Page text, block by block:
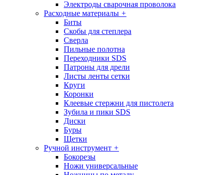
Электроды сварочная проволока
Расходные материалы +
Биты
Скобы для степлера
Сверла
Пильные полотна
Переходники SDS
Патроны для дрели
Листы ленты сетки
Круги
Коронки
Клеевые стержни для пистолета
Зубила и пики SDS
Диски
Буры
Щетки
Ручной инструмент +
Бокорезы
Ножи универсальные